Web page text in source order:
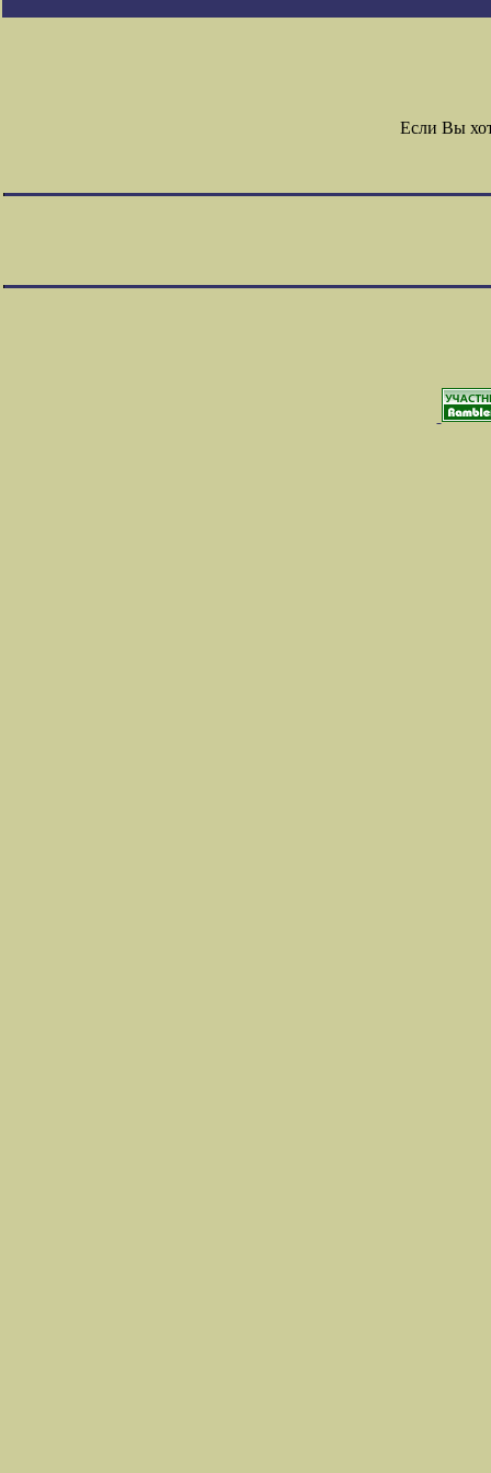
Если Вы